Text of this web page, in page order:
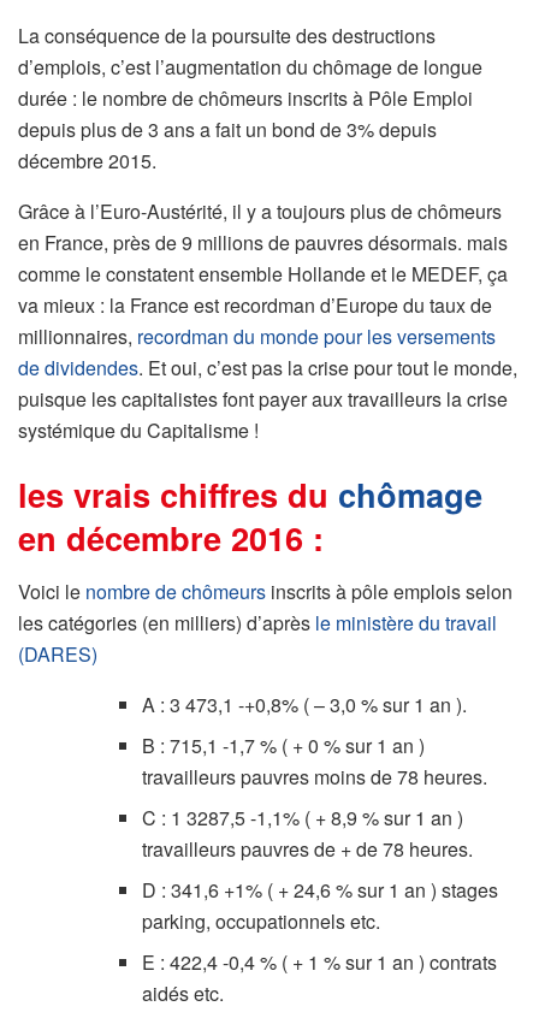
La conséquence de la poursuite des destructions
d’emplois, c’est l’augmentation du chômage de longue
durée : le nombre de chômeurs inscrits à Pôle Emploi
depuis plus de 3 ans a fait un bond de 3% depuis
décembre 2015.
Grâce à l’Euro-Austérité, il y a toujours plus de chômeurs
en France, près de 9 millions de pauvres désormais. mais
comme le constatent ensemble Hollande et le MEDEF, ça
va mieux : la France est recordman d’Europe du taux de
millionnaires, recordman du monde pour les versements
de dividendes. Et oui, c’est pas la crise pour tout le monde,
puisque les capitalistes font payer aux travailleurs la crise
systémique du Capitalisme !
les vrais chiffres du chômage
en décembre 2016 :
Voici le nombre de chômeurs inscrits à pôle emplois selon
les catégories (en milliers) d’après le ministère du travail
(DARES)
A : 3 473,1 -+0,8% ( – 3,0 % sur 1 an ).
B : 715,1 -1,7 % ( + 0 % sur 1 an )
travailleurs pauvres moins de 78 heures.
C : 1 3287,5 -1,1% ( + 8,9 % sur 1 an )
travailleurs pauvres de + de 78 heures.
D : 341,6 +1% ( + 24,6 % sur 1 an ) stages
parking, occupationnels etc.
E : 422,4 -0,4 % ( + 1 % sur 1 an ) contrats
aidés etc.